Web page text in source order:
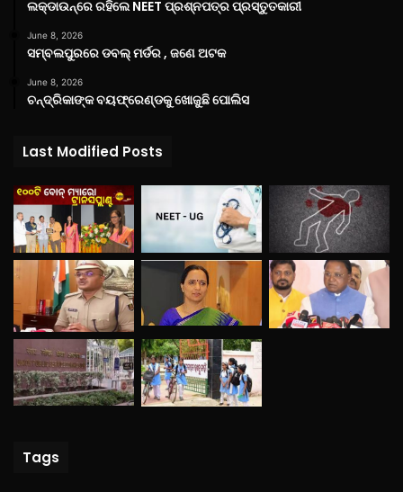
ଲକ୍‌ଡାଉନ୍‌ରେ ରହିଲେ NEET ପ୍ରଶ୍ନପତ୍ର ପ୍ରସ୍ତୁତକାରୀ
June 8, 2026
ସମ୍ବଲପୁରରେ ଡବଲ୍ ମର୍ଡର , ଜଣେ ଅଟକ
June 8, 2026
ଚନ୍ଦ୍ରିକାଙ୍କ ବୟଫ୍ରେଣ୍ଡକୁ ଖୋଜୁଛି ପୋଲିସ
Last Modified Posts
Tags